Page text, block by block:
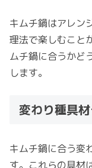
キムチ鍋はアレン
理法で楽しむこと
ムチ鍋に合うかど
します。
変わり種具
キムチ鍋に合う変
す。これらの具材